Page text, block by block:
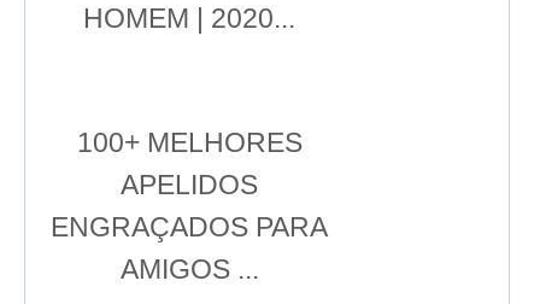
HOMEM | 2020...
100+ MELHORES
APELIDOS
ENGRAÇADOS PARA
AMIGOS ...